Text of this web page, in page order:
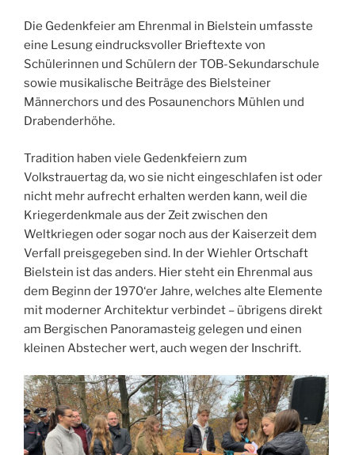
Die Gedenkfeier am Ehrenmal in Bielstein umfasste
eine Lesung eindrucksvoller Brieftexte von
Schülerinnen und Schülern der TOB-Sekundarschule
sowie musikalische Beiträge des Bielsteiner
Männerchors und des Posaunenchors Mühlen und
Drabenderhöhe.
Tradition haben viele Gedenkfeiern zum
Volkstrauertag da, wo sie nicht eingeschlafen ist oder
nicht mehr aufrecht erhalten werden kann, weil die
Kriegerdenkmale aus der Zeit zwischen den
Weltkriegen oder sogar noch aus der Kaiserzeit dem
Verfall preisgegeben sind. In der Wiehler Ortschaft
Bielstein ist das anders. Hier steht ein Ehrenmal aus
dem Beginn der 1970‘er Jahre, welches alte Elemente
mit moderner Architektur verbindet – übrigens direkt
am Bergischen Panoramasteig gelegen und einen
kleinen Abstecher wert, auch wegen der Inschrift.